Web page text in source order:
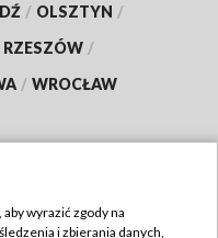
/ OLSZTYN /
RZESZÓW /
/ WROCŁAW
wyrazić zgody na
i zbierania danych,